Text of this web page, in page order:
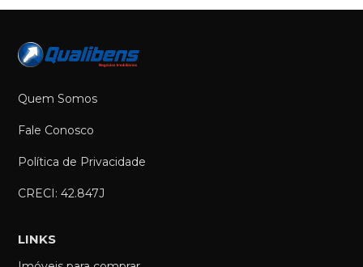
Quem Somos
Fale Conosco
Política de Privacidade
CRECI: 42.847J
LINKS